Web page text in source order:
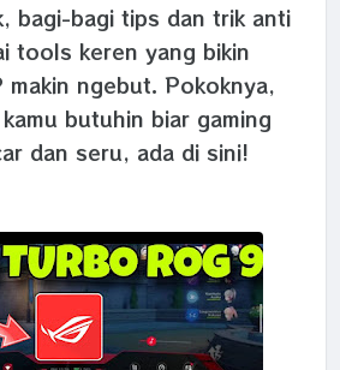
bagi-bagi tips dan trik anti
tools keren yang bikin
makin ngebut. Pokoknya,
butuhin biar gaming
dan seru, ada di sini!